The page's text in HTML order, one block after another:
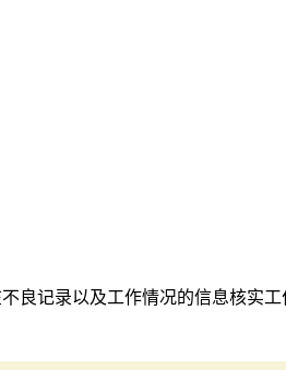
良记录以及工作情况的信息核实